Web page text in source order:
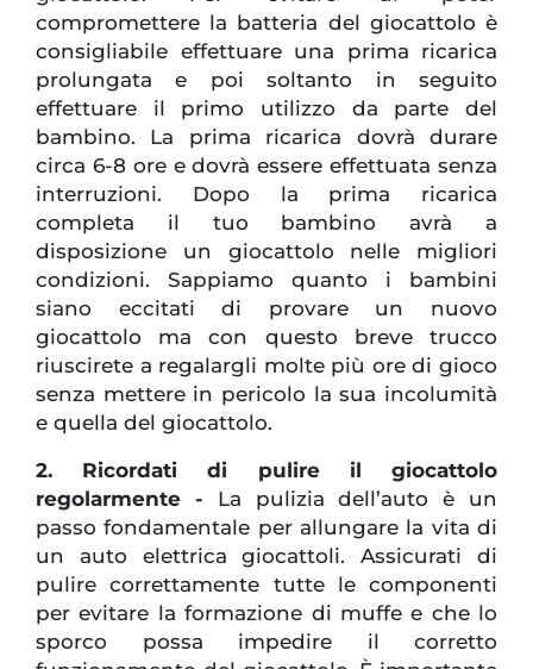
compromettere la batteria del giocattolo è
consigliabile effettuare una prima ricarica
prolungata e poi soltanto in seguito
effettuare il primo utilizzo da parte del
bambino. La prima ricarica dovrà durare
circa 6-8 ore e dovrà essere effettuata senza
interruzioni. Dopo la prima ricarica
completa il tuo bambino avrà a
disposizione un giocattolo nelle migliori
condizioni. Sappiamo quanto i bambini
siano eccitati di provare un nuovo
giocattolo ma con questo breve trucco
riuscirete a regalargli molte più ore di gioco
senza mettere in pericolo la sua incolumità
e quella del giocattolo.
2. Ricordati di pulire il giocattolo
regolarmente - La pulizia dell’auto è un
passo fondamentale per allungare la vita di
un auto elettrica giocattoli. Assicurati di
pulire correttamente tutte le componenti
per evitare la formazione di muffe e che lo
sporco possa impedire il corretto